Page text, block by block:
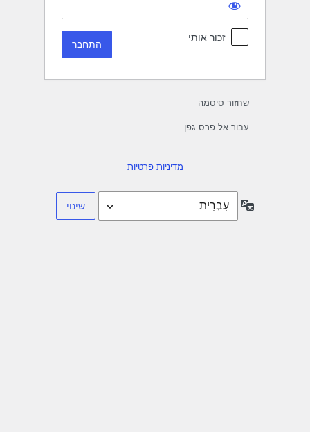
זכור אותי
שחזור סיסמה
עבור אל פרס גפן
מדיניות פרטיות
שפה